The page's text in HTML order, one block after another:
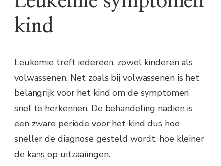
kind
Leukemie treft iedereen, zowel kinderen als
volwassenen. Net zoals bij volwassenen is het
belangrijk voor het kind om de symptomen
snel te herkennen. De behandeling nadien is
een zware periode voor het kind dus hoe
sneller de diagnose gesteld wordt, hoe kleiner
de kans op uitzaaiingen.